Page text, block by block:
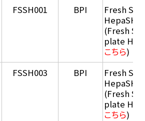
FSSH001 BPI
Fresh
HepaSH®
(Fresh
plate
こちら)
FSSH003 BPI
Fresh
HepaSH®
(Fresh
plate
こちら)